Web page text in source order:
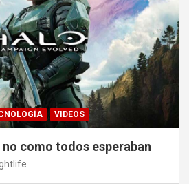
VIDEOS
como todos esperaban